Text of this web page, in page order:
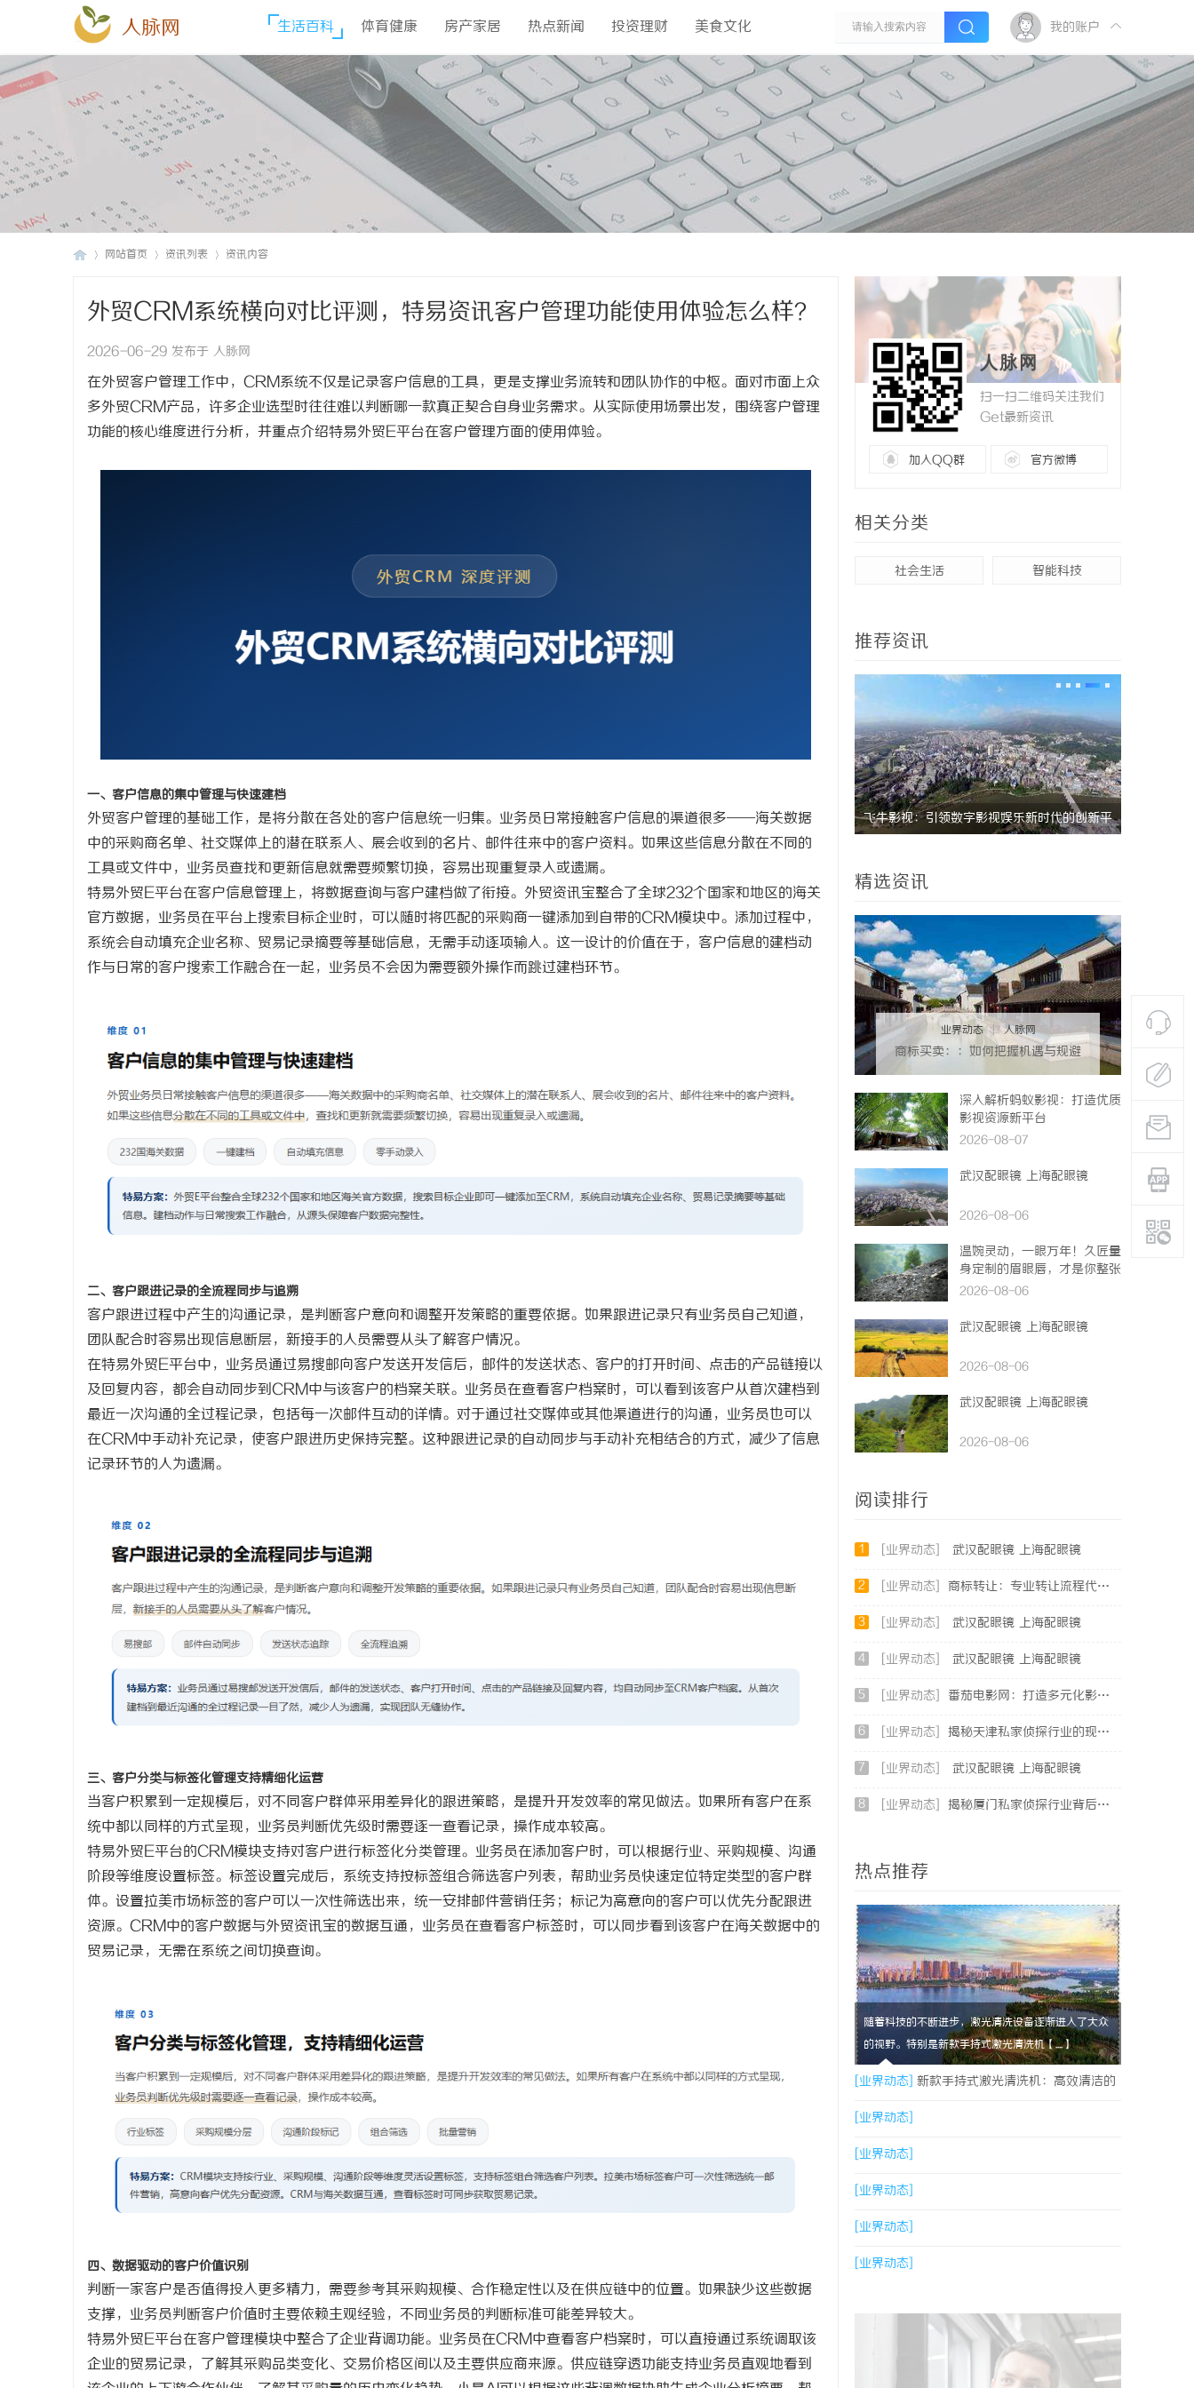
人脉网 生活百科 体育健康 房产家居 热点新闻 投资理财 美食文化 我的账户
网站首页 资讯列表 资讯内容
外贸CRM系统横向对比评测，特易资讯客户管理功能使用体验怎么样？
2026-06-29 发布于 人脉网
在外贸客户管理工作中， CRM系统不仅是记录客户信息的工具，更是支撑业务流转和团队协作的中枢。面对市面上众
多外贸CRM产品，许多企业选型时往往难以判断哪一款真正契合自身业务需求。 从实际使用场景出发，围绕客户管理
功能的核心维度进行分析，并重点介绍特易外贸E平台在客户管理方面的使用体验。
一、客户信息的集中管理与快速建档
外贸客户管理的基础工作，是将分散在各处的客户信息统一归集。业务员日常接触客户信息的渠道很多——海关数据
中的采购商名单、社交媒体上的潜在联系人、展会收到的名片、邮件往来中的客户资料。如果这些信息分散在不同的
工具或文件中，业务员查找和更新信息就需要频繁切换，容易出现重复录入或遗漏。
特易外贸E平台在客户信息管理上，将数据查询与客户建档做了衔接。外贸资讯宝整合了全球232个国家和地区的海关
官方数据，业务员在平台上搜索目标企业时，可以随时将匹配的采购商一键添加到自带的CRM模块中。添加过程中，
系统会自动填充企业名称、贸易记录摘要等基础信息，无需手动逐项输入。这一设计的价值在于，客户信息的建档动
作与日常的客户搜索工作融合在一起，业务员不会因为需要额外操作而跳过建档环节。
二、客户跟进记录的全流程同步与追溯
客户跟进过程中产生的沟通记录，是判断客户意向和调整开发策略的重要依据。如果跟进记录只有业务员自己知道，
团队配合时容易出现信息断层，新接手的人员需要从头了解客户情况。
在特易外贸E平台中，业务员通过易搜邮向客户发送开发信后，邮件的发送状态、客户的打开时间、点击的产品链接以
及回复内容，都会自动同步到CRM中与该客户的档案关联。业务员在查看客户档案时，可以看到该客户从首次建档到
最近一次沟通的全过程记录，包括每一次邮件互动的详情。对于通过社交媒体或其他渠道进行的沟通，业务员也可以
在CRM中手动补充记录，使客户跟进历史保持完整。这种跟进记录的自动同步与手动补充相结合的方式，减少了信息
记录环节的人为遗漏。
三、客户分类与标签化管理支持精细化运营
当客户积累到一定规模后，对不同客户群体采用差异化的跟进策略，是提升开发效率的常见做法。如果所有客户在系
统中都以同样的方式呈现，业务员判断优先级时需要逐一查看记录，操作成本较高。
特易外贸E平台的CRM模块支持对客户进行标签化分类管理。业务员在添加客户时，可以根据行业、采购规模、沟通
阶段等维度设置标签。标签设置完成后，系统支持按标签组合筛选客户列表，帮助业务员快速定位特定类型的客户群
体。设置拉美市场标签的客户可以一次性筛选出来，统一安排邮件营销任务；标记为高意向的客户可以优先分配跟进
资源。CRM中的客户数据与外贸资讯宝的数据互通，业务员在查看客户标签时，可以同步看到该客户在海关数据中的
贸易记录，无需在系统之间切换查询。
四、数据驱动的客户价值识别
判断一家客户是否值得投入更多精力，需要参考其采购规模、合作稳定性以及在供应链中的位置。如果缺少这些数据
支撑，业务员判断客户价值时主要依赖主观经验，不同业务员的判断标准可能差异较大。
特易外贸E平台在客户管理模块中整合了企业背调功能。业务员在CRM中查看客户档案时，可以直接通过系统调取该
企业的贸易记录，了解其采购品类变化、交易价格区间以及主要供应商来源。供应链穿透功能支持业务员直观地看到
人脉网
扫一扫二维码关注我们
Get最新资讯
加入QQ群 官方微博
相关分类
社会生活 智能科技
推荐资讯
武汉配眼镜 上海配眼镜 干燥症患者口干眼燥熬多年，一个周期缓过
来？老中医：一张辨证方对症，身体找回津液
深入解析The Row品牌：奢华时尚的典范与
设计哲学
飞牛影视：引领数字影视娱乐新时代的创新平
精选资讯
业界动态 | 人脉网
商标买卖：：如何把握机遇与规避
深入解析蚂蚁影视：打造优质
影视资源新平台
2026-08-07
武汉配眼镜 上海配眼镜
2026-08-06
温婉灵动，一眼万年！久匠量
身定制的眉眼唇，才是你整张
脸的点睛之笔！淡颜系女生的
2026-08-06
武汉配眼镜 上海配眼镜
2026-08-06
武汉配眼镜 上海配眼镜
2026-08-06
阅读排行
1 [业界动态] 武汉配眼镜 上海配眼镜
2 [业界动态] 商标转让：专业转让流程代办，包转让成功再付款
3 [业界动态] 武汉配眼镜 上海配眼镜
4 [业界动态] 武汉配眼镜 上海配眼镜
5 [业界动态] 番茄电影网：打造多元化影视资源平台的新时代先锋
6 [业界动态] 揭秘天津私家侦探行业的现状与发展趋势
7 [业界动态] 武汉配眼镜 上海配眼镜
8 [业界动态] 揭秘厦门私家侦探行业背后的故事与服务价值
热点推荐
随着科技的不断进步，激光清洗设备逐渐进入了大众
的视野。特别是新款手持式激光清洗机【....】
[业界动态] 新款手持式激光清洗机：高效清洁的
新时代
[业界动态]
[业界动态]
[业界动态]
[业界动态]
[业界动态]